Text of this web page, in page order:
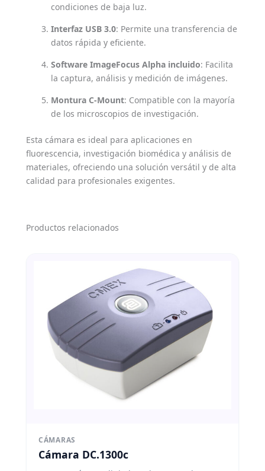
condiciones de baja luz.
Interfaz USB 3.0: Permite una transferencia de
datos rápida y eficiente.
Software ImageFocus Alpha incluido: Facilita
la captura, análisis y medición de imágenes.
Montura C-Mount: Compatible con la mayoría
de los microscopios de investigación.
Esta cámara es ideal para aplicaciones en
fluorescencia, investigación biomédica y análisis de
materiales, ofreciendo una solución versátil y de alta
calidad para profesionales exigentes.
Productos relacionados
CÁMARAS
Cámara DC.1300c